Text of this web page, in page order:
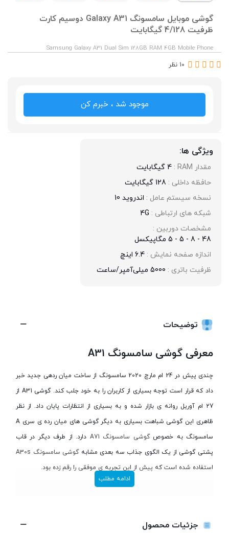
گوشی موبایل سامسونگ Galaxy A31 دوسیم کارت
ظرفیت 4/128 گیگابایت
Samsung Galaxy A31 Dual Sim 128GB RAM 4GB Mobile Phone
10 نظر
موجود شد ، خبرم کن
ویژگی ها:
مقدار RAM :
4 گیگابایت
حافظه داخلی : 128 گیگابایت
نسخه سیستم عامل : اندروید 10
شبکه های ارتباطی : 4G
مشخصات دوربین :
48 - 8 - 5 - 5 مگاپیکسل
اندازه صفحه نمایش : 6.4 اینچ
ظرفیت باتری : 5000 میلی‌آمپر/ساعت
توضیحات
معرفی گوشی سامسونگ A31
چندی پیش در 24 ام مارچ 2020 سامسونگ از ساخت میان رده­ی جدید خبر
داد که قرار است توجه بسیاری از کاربران را به خود جلب کند. گوشی A31 از
27­ ام آوریل روانه­ ی بازار شده و به بسیاری از انتظارات پایان داد. از نظر
ظاهری این گوشی شباهت بسیاری به دیگر گوشی­ های میان رده­ ی سری A
سامسونگ به خصوصگوشی سامسونگ A71
دارد. از طرف دیگر در قاب
پشتی گوشی از یک الگوی جذاب سه بعدی مشابهگوشی سامسونگ A30s
استفاده شده است که پیش از این تجربه­ ی موفقی را رقم زده بود.
ادامه مطلب
جزئیات محصول